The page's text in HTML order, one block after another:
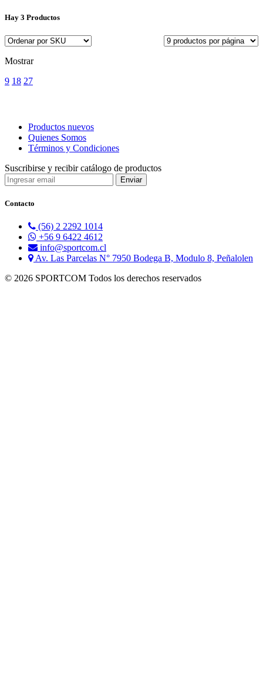
Hay 3 Productos
Mostrar
9 18 27
Productos nuevos
Quienes Somos
Términos y Condiciones
Suscribirse y recibir catálogo de productos
Contacto
(56) 2 2292 1014
+56 9 6422 4612
info@sportcom.cl
Av. Las Parcelas N° 7950 Bodega B, Modulo 8, Peñalolen
© 2026 SPORTCOM Todos los derechos reservados